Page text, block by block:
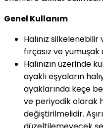
Genel Kullanım
Halınız
fırçasız ve
Halınızın üzerinde
ayaklı eşyaların
ayaklarında keçe
ve periyodik olarak
değiştirilmelidir.